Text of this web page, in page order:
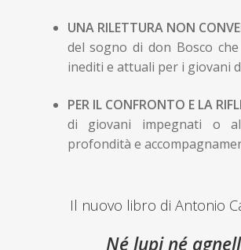
UNA RILETTURA NON
del sogno di don Bosco
inediti e attuali per i giovani
PER IL CONFRONTO E LA
di giovani impegnati o
profondità e
Il nuovo libro di Antonio
Né lupi né